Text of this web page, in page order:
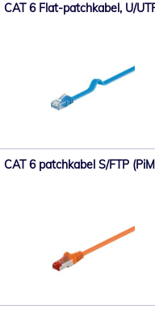
CAT 6 Flat-patchkabel, U/
CAT 6 patchkabel S/FTP